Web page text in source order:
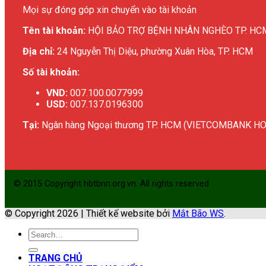
Mọi sự đóng góp xin chuyển vào tài khoản
Tên tài khoản: HỘI BẢO TRỢ BỆNH NHÂN NGHÈO TP.
Địa chỉ: 24 Nguyễn Thị Diệu, phường Xuân Hòa, TP. HCM
Số tài khoản:
VND: 007.100.0077999
USD: 007.137.0196300
Tại: Ngân hàng Ngoại thương TP. HCM (VIETCOMBANK
© 2015 Copyright hbtbnn.org.vn. All rights reserved
© Copyright 2026 | Thiết kế website bởi Mắt Bão WS.
TRANG CHỦ